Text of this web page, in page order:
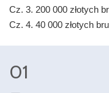
Cz. 3. 200 000 złotych
Cz. 4. 40 000 złotych
01